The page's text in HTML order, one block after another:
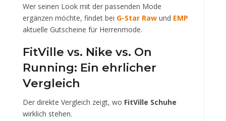
Wer seinen Look mit der passenden Mode
ergänzen möchte, findet bei G-Star Raw und EMP
aktuelle Gutscheine für Herrenmode.
FitVille vs. Nike vs. On
Running: Ein ehrlicher
Vergleich
Der direkte Vergleich zeigt, wo FitVille Schuhe
wirklich stehen.